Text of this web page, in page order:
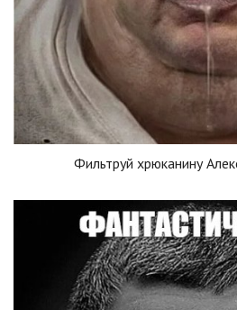
Фильтруй хрюканину